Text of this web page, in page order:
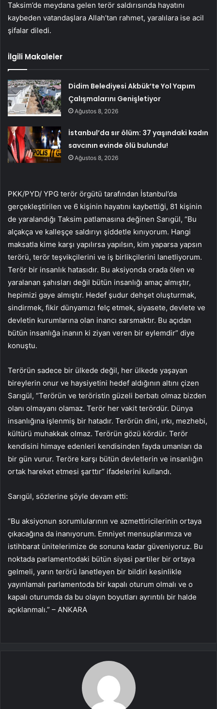
Taksim’de meydana gelen terör saldırısında hayatını
kaybeden vatandaşlara Allah’tan rahmet, yaralılara ise acil
şifalar diledi.
İlgili Makaleler
Didim Belediyesi Akbük’te Yol Yapım
Çalışmalarını Genişletiyor
Ağustos 8, 2026
İstanbul’da sır ölüm: 37 yaşındaki kadın
savcının evinde ölü bulundu!
Ağustos 8, 2026
PKK/PYD/ YPG terör örgütü tarafından İstanbul’da
gerçekleştirilen ve 6 kişinin hayatını kaybettiği, 81 kişinin
de yaralandığı Taksim patlamasına değinen Sarıgül, “Bu
alçakça ve kalleşçe saldırıyı şiddetle kınıyorum. Hangi
maksatla kime karşı yapılırsa yapılsın, kim yaparsa yapsın
terörü, terör teşvikçilerini ve iş birlikçilerini lanetliyorum.
Terör bir insanlık hatasıdır. Bu aksiyonda orada ölen ve
yaralanan şahısları değil bütün insanlığı amaç almıştır,
hepimizi gaye almıştır. Hedef şudur dehşet oluşturmak,
sindirmek, fikir dünyamızı felç etmek, siyasete, devlete ve
devletin kurumlarına olan inancı sarsmaktır. Bu açıdan
bütün insanlığa inanın ki ziyan veren bir eylemdir” diye
konuştu.
Terörün sadece bir ülkede değil, her ülkede yaşayan
bireylerin onur ve haysiyetini hedef aldığının altını çizen
Sarıgül, “Terörün ve teröristin güzeli berbatı olmaz bizden
olanı olmayanı olamaz. Terör her vakit terördür. Dünya
insanlığına işlenmiş bir hatadır. Terörün dini, ırkı, mezhebi,
kültürü muhakkak olmaz. Terörün gözü kördür. Terör
kendisini himaye edenleri kendisinden fayda umanları da
bir gün vurur. Teröre karşı bütün devletlerin ve insanlığın
ortak hareket etmesi şarttır” ifadelerini kullandı.
Sarıgül, sözlerine şöyle devam etti:
“Bu aksiyonun sorumlularının ve azmettiricilerinin ortaya
çıkacağına da inanıyorum. Emniyet mensuplarımıza ve
istihbarat ünitelerimize de sonuna kadar güveniyoruz. Bu
noktada parlamentodaki bütün siyasi partiler bir ortaya
gelmeli, yarın terörü lanetleyen bir bildiri kesinlikle
yayınlamalı parlamentoda bir kapalı oturum olmalı ve o
kapalı oturumda da bu olayın boyutları ayrıntılı bir halde
açıklanmalı.” – ANKARA